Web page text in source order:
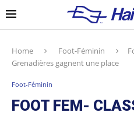
Home Foot-Féminin
Grenadières gagnent une place
Foot-Féminin
FOOT FEM-